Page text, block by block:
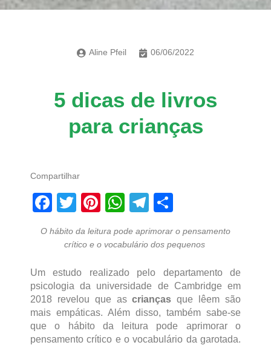
Aline Pfeil 06/06/2022
5 dicas de livros
para crianças
Compartilhar
Facebook
TwitterPinterest
WhatsApp
Telegram
O hábito da leitura pode aprimorar o pensamento
crítico e o vocabulário dos pequenos
Um estudo realizado pelo departamento de
psicologia da universidade de Cambridge em
2018 revelou que ascrianças que lêem são
mais empáticas. Além disso, também sabe-se
que o hábito da leitura pode aprimorar o
pensamento crítico e o vocabulário da garotada.